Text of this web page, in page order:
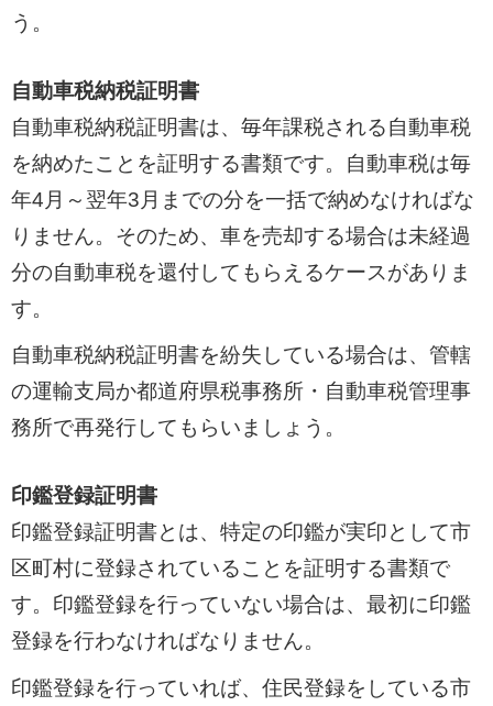
う。
自動車税納税証明書
自動車税納税証明書は、毎年課税される自動車税
を納めたことを証明する書類です。自動車税は毎
年4月～翌年3月までの分を一括で納めなければな
りません。そのため、車を売却する場合は未経過
分の自動車税を還付してもらえるケースがありま
す。
自動車税納税証明書を紛失している場合は、管轄
の運輸支局か都道府県税事務所・自動車税管理事
務所で再発行してもらいましょう。
印鑑登録証明書
印鑑登録証明書とは、特定の印鑑が実印として市
区町村に登録されていることを証明する書類で
す。印鑑登録を行っていない場合は、最初に印鑑
登録を行わなければなりません。
印鑑登録を行っていれば、住民登録をしている市